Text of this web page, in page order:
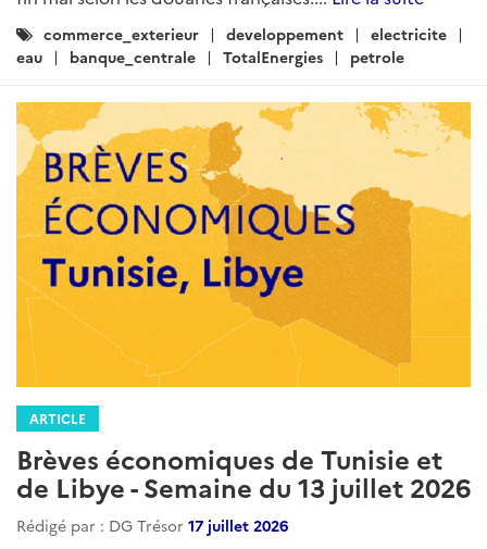
Catégories
:
commerce_exterieur developpement
electricite
eau
banque_centrale TotalEnergies petrole
ARTICLE
Brèves économiques de Tunisie et
de Libye - Semaine du 13 juillet 2026
Rédigé par : DG Trésor 17 juillet 2026